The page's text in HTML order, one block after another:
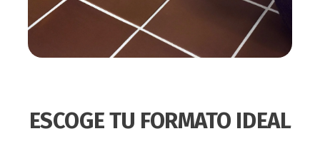
ESCOGE TU FORMATO IDEAL